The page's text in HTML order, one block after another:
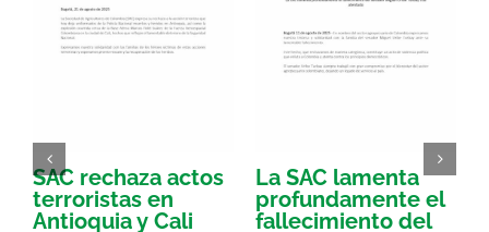
SAC rechaza actos
terroristas en
Antioquia y Cali
La SAC lamenta
profundamente el
fallecimiento del